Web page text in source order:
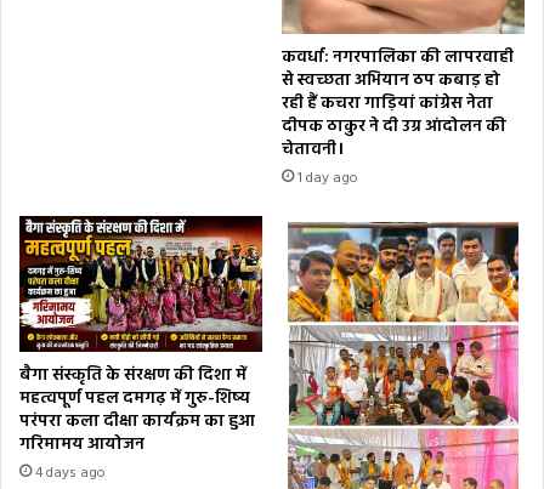
कवर्धा: नगरपालिका की लापरवाही
से स्वच्छता अभियान ठप कबाड़ हो
रही हैं कचरा गाड़ियां कांग्रेस नेता
दीपक ठाकुर ने दी उग्र आंदोलन की
चेतावनी।
1 day ago
बैगा संस्कृति के संरक्षण की दिशा में
महत्वपूर्ण पहल दमगढ़ में गुरु-शिष्य
परंपरा कला दीक्षा कार्यक्रम का हुआ
गरिमामय आयोजन
4 days ago